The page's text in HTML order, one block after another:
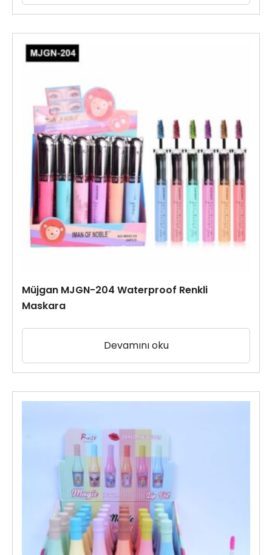
Müjgan MJGN-204 Waterproof Renkli
Maskara
Devamını oku